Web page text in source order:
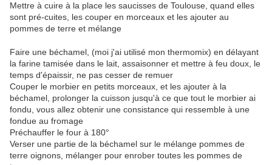
Mettre à cuire à la place les saucisses de Toulouse, quand elles
sont pré-cuites, les couper en morceaux et les ajouter au
pommes de terre et mélange
Faire une béchamel, (moi j'ai utilisé mon thermomix) en délayant
la farine tamisée dans le lait, assaisonner et mettre à feu doux, le
temps d'épaissir, ne pas cesser de remuer
Couper le morbier en petits morceaux, et les ajouter à la
béchamel, prolonger la cuisson jusqu'à ce que tout le morbier ai
fondu, vous allez obtenir une consistance qui ressemble à une
fondue au fromage
Préchauffer le four à 180°
Verser une partie de la béchamel sur le mélange pommes de
terre oignons, mélanger pour enrober toutes les pommes de